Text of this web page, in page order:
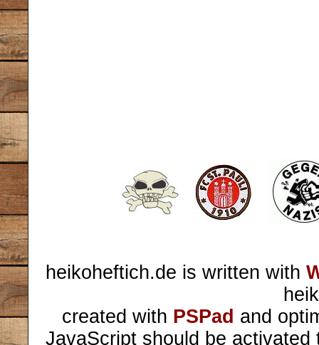
heikoheftich.de is written with
created with PSPad and
JavaScript should be